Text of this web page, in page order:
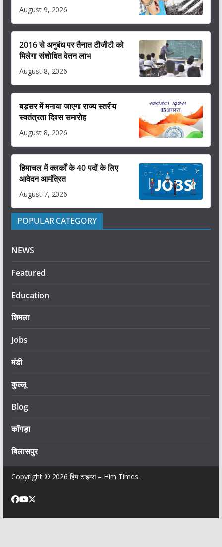
August 9, 2026
2016 से अनुबंध पर तैनात टीजीटी को
मिलेगा संशोधित वेतन लाभ
August 8, 2026
बड़सर में मनाया जाएगा राज्य स्तरीय
स्वतंत्रता दिवस समारोह
August 8, 2026
हिमाचल में क्लर्कों के 40 पदों के लिए
आवेदन आमंत्रित
August 7, 2026
POPULAR CATEGORY
NEWS
Featured
Education
शिमला
Jobs
मंडी
कुल्लू
Blog
काँगड़ा
बिलासपुर
Copyright © 2026 हिम टाइम्स – Him Times.